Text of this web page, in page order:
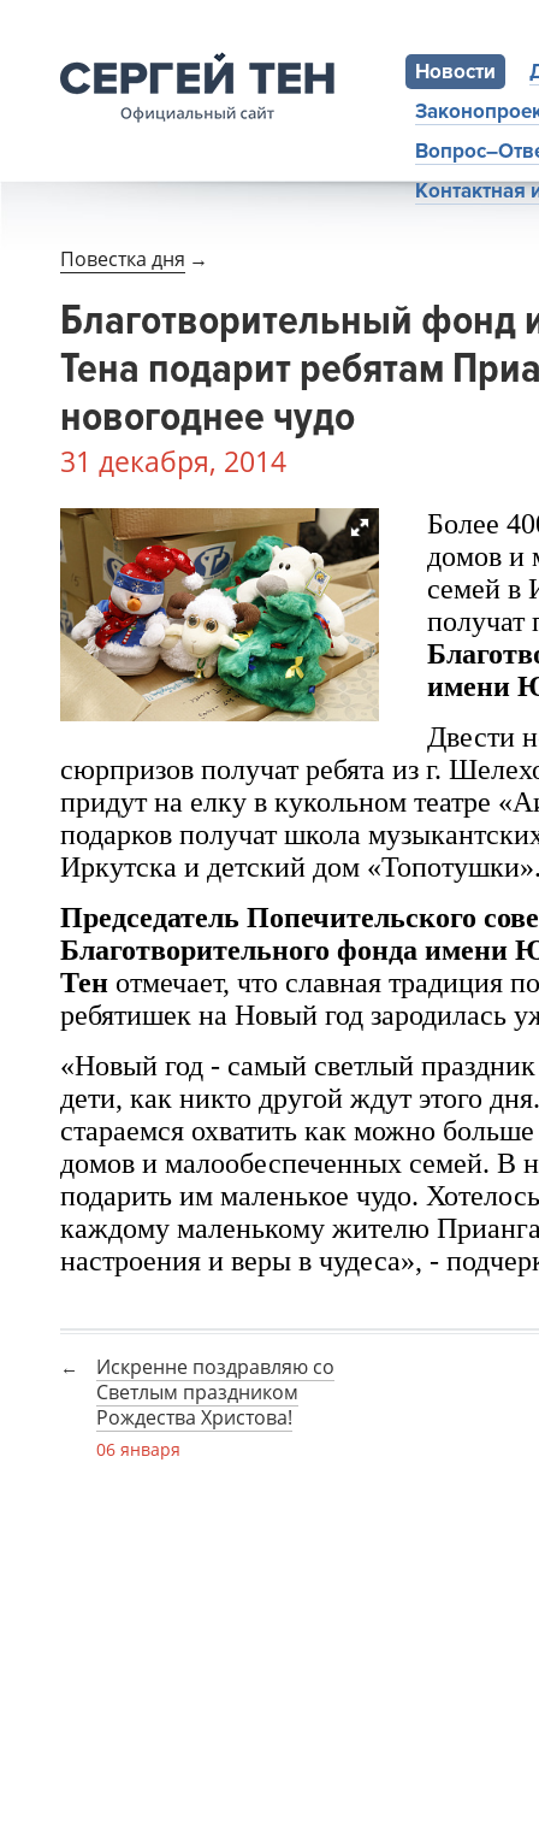
Новости
Повестка дня →
Благотворительный
Тена подарит ребятам
новогоднее чудо
31 декабря, 2014
Более
домов и
семей в
получат
имени
Двести
сюрпризов получат ребята из г.
придут на елку в кукольном театре
подарков получат школа
Иркутска и детский дом
Председатель Попечительского
Благотворительного фонда имени
Тен отмечает, что славная традиция
ребятишек на Новый год зародилась
«Новый год - самый светлый
дети, как никто другой ждут этого
стараемся охватить как можно больше
домов и малообеспеченных семей. В
подарить им маленькое чудо.
каждому маленькому жителю
настроения и веры в чудеса», -
Искренне поздравляю со
Светлым праздником
Рождества Христова!
06 января